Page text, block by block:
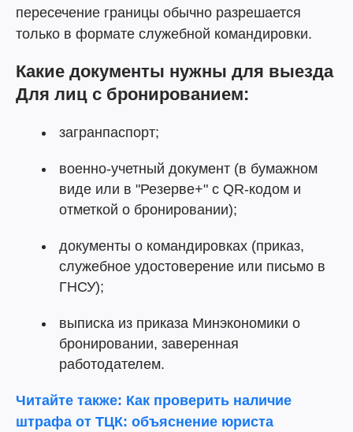
пересечение границы обычно разрешается
только в формате служебной командировки.
Какие документы нужны для выезда
Для лиц с бронированием:
загранпаспорт;
военно-учетный документ (в бумажном
виде или в "Резерве+" с QR-кодом и
отметкой о бронировании);
документы о командировках (приказ,
служебное удостоверение или письмо в
ГНСУ);
выписка из приказа Минэкономики о
бронировании, заверенная
работодателем.
Читайте также: Как проверить наличие
штрафа от ТЦК: объяснение юриста